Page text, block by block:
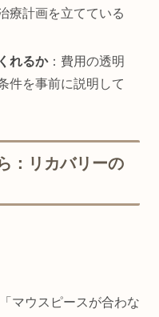
療計画を立てている
れるか：費用の透明
件を事前に説明して
：リカバリーの
マウスピースが合わな